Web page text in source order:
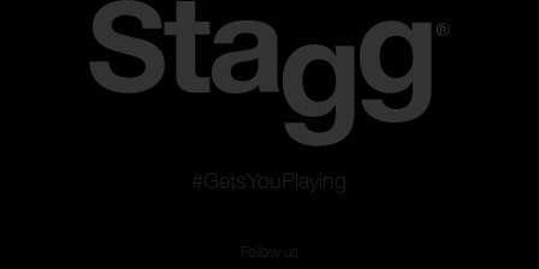
#GetsYouPlaying
Follow us